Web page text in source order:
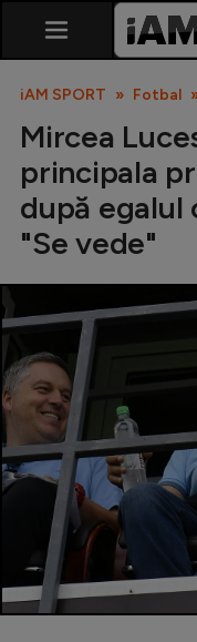
Cupa
U21
Fotbal
Special
Inedit
iAM SPORT Fotbal
Mircea
principala
după egalul
"Se vede"